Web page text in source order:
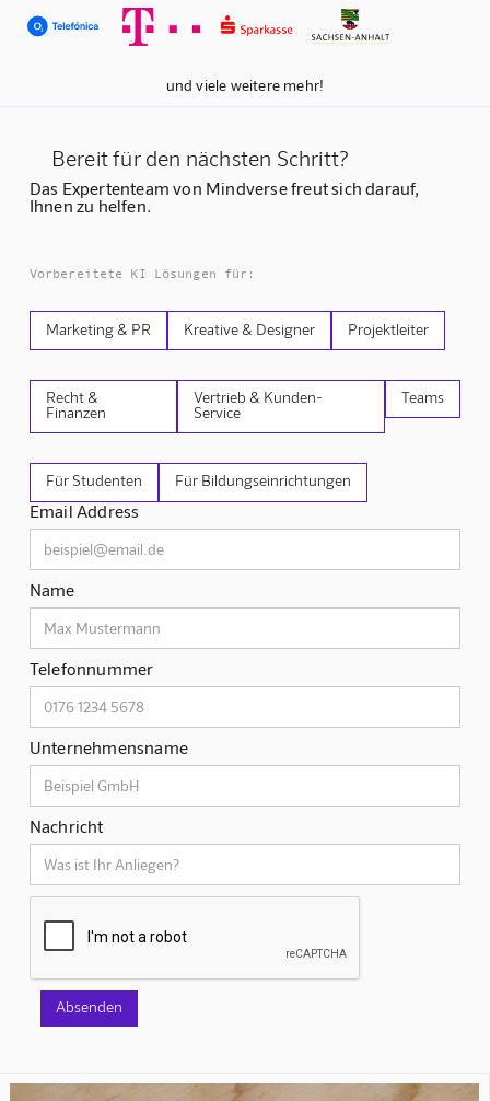
und viele weitere mehr!
Bereit für den nächsten Schritt?
Das Expertenteam von Mindverse freut sich darauf,
Ihnen zu helfen.
Vorbereitete KI Lösungen für:
Marketing & PR Kreative & Designer Projektleiter
Recht &
Finanzen
Vertrieb & Kunden-
Service
Teams
Für Studenten Für Bildungseinrichtungen
Email Address
Name
Telefonnummer
Unternehmensname
Nachricht